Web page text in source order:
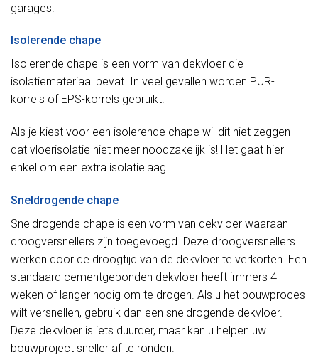
garages.
Isolerende chape
Isolerende chape is een vorm van dekvloer die
isolatiemateriaal bevat. In veel gevallen worden PUR-
korrels of EPS-korrels gebruikt.
Als je kiest voor een isolerende chape wil dit niet zeggen
dat vloerisolatie niet meer noodzakelijk is! Het gaat hier
enkel om een extra isolatielaag.
Sneldrogende chape
Sneldrogende chape is een vorm van dekvloer waaraan
droogversnellers zijn toegevoegd. Deze droogversnellers
werken door de droogtijd van de dekvloer te verkorten. Een
standaard cementgebonden dekvloer heeft immers 4
weken of langer nodig om te drogen. Als u het bouwproces
wilt versnellen, gebruik dan een sneldrogende dekvloer.
Deze dekvloer is iets duurder, maar kan u helpen uw
bouwproject sneller af te ronden.